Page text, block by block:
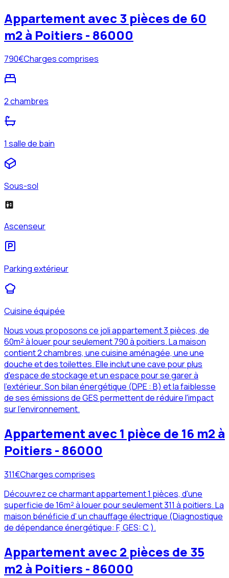
Appartement avec 3 pièces de 60
m2 à Poitiers - 86000
790€Charges comprises
2 chambres
1 salle de bain
Sous-sol
Ascenseur
Parking extérieur
Cuisine équipée
Nous vous proposons ce joli appartement 3 pièces, de
60m² à louer pour seulement 790 à poitiers. La maison
contient 2 chambres, une cuisine aménagée, une une
douche et des toilettes. Elle inclut une cave pour plus
d'espace de stockage et un espace pour se garer à
l'extérieur. Son bilan énergétique (DPE : B) et la faiblesse
de ses émissions de GES permettent de réduire l'impact
sur l'environnement.
Appartement avec 1 pièce de 16 m2 à
Poitiers - 86000
311€Charges comprises
Découvrez ce charmant appartement 1 pièces, d'une
superficie de 16m² à louer pour seulement 311 à poitiers. La
maison bénéficie d' un chauffage électrique (Diagnostique
de dépendance énergétique: F, GES: C ).
Appartement avec 2 pièces de 35
m2 à Poitiers - 86000